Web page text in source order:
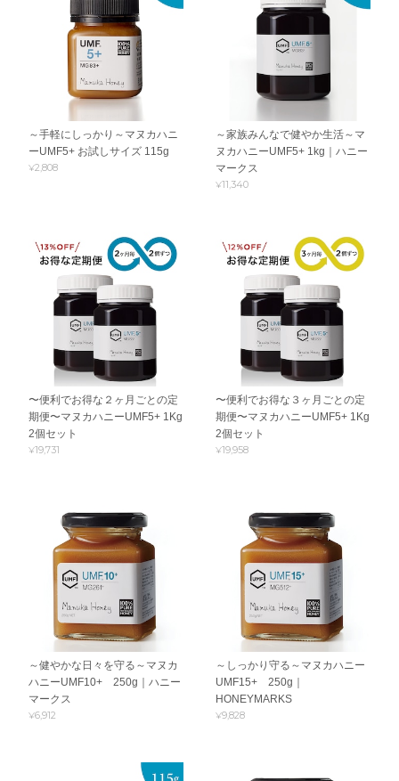
～手軽にしっかり～マヌカハニ
ーUMF5+ お試しサイズ 115g
¥2,808
～家族みんなで健やか生活～マ
ヌカハニーUMF5+ 1kg｜ハニー
マークス
¥11,340
〜便利でお得な２ヶ月ごとの定
期便〜マヌカハニーUMF5+ 1Kg
2個セット
¥19,731
〜便利でお得な３ヶ月ごとの定
期便〜マヌカハニーUMF5+ 1Kg
2個セット
¥19,958
～健やかな日々を守る～マヌカ
ハニーUMF10+ 250g｜ハニー
マークス
¥6,912
～しっかり守る～マヌカハニー
UMF15+ 250g｜
HONEYMARKS
¥9,828